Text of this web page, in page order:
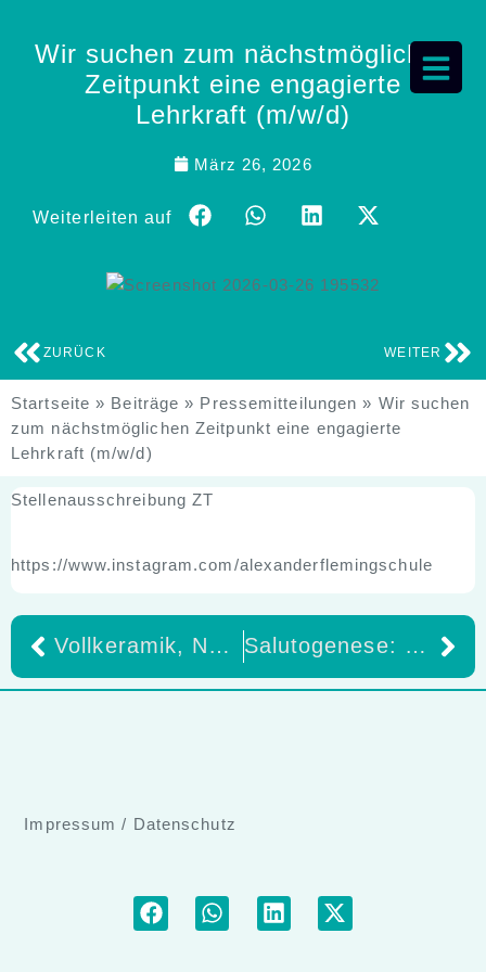
Wir suchen zum nächstmöglichen
Zeitpunkt eine engagierte
Lehrkraft (m/w/d)
März 26, 2026
Weiterleiten auf
ZURÜCK WEITER
Startseite » Beiträge » Pressemitteilungen » Wir suchen
zum nächstmöglichen Zeitpunkt eine engagierte
Lehrkraft (m/w/d)
Stellenausschreibung ZT
https://www.instagram.com/alexanderflemingschule
Vollkeramik, Netzwerk, Impulse Zahngipfel 2026 – Session 1 Salutogenese: Der Ursprung von Mundgesundheit – Autorin Birgit Hühn
Impressum / Datenschutz